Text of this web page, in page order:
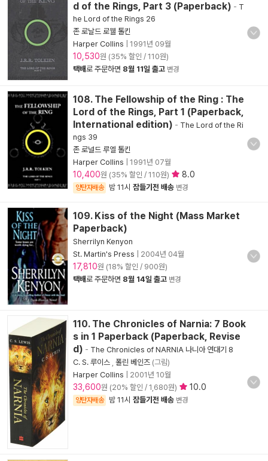
d of the Rings, Part 3 (Paperback) - T
he Lord of the Rings 26
존 로날드 로웰 톨킨
Harper Collins
1991년 09월
10,530원 (35% 할인 / 110원)
택배로 주문하면 8월 11일 출고 변경
108. The Fellowship of the Ring : The
Lord of the Rings, Part 1 (Paperback,
International edition) - The Lord of the Ri
ngs 39
존 로널드 루엘 톨킨
Harper Collins
1991년 07월
10,400원 (35% 할인 / 110원) 8.0
양탄자배송 밤 11시 잠들기전 배송 변경
109. Kiss of the Night (Mass Market
Paperback)
Sherrilyn Kenyon
St. Martin's Press
2004년 04월
17,810원 (18% 할인 / 900원)
택배로 주문하면 8월 14일 출고 변경
110. The Chronicles of Narnia: 7 Book
s in 1 Paperback (Paperback, Revise
d) - The Chronicles of NARNIA 나니아 연대기 8
C. S. 루이스 폴린 베인즈 (그림)
Harper Collins
2001년 10월
33,600원 (20% 할인 / 1,680원) 10.0
양탄자배송 밤 11시 잠들기전 배송 변경